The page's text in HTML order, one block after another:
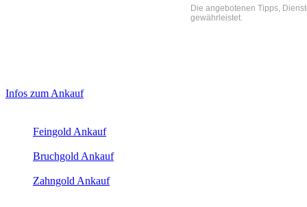
Die angebotenen Tipps,
gewährleistet.
Sidebar
Infos zum Ankauf
Feingold Ankauf
Bruchgold Ankauf
Zahngold Ankauf